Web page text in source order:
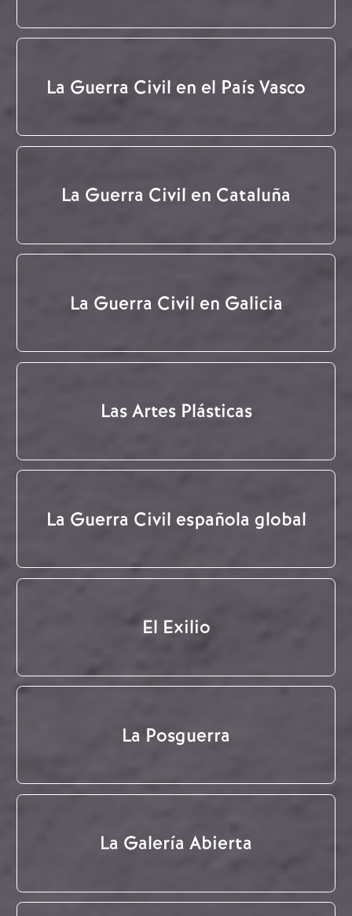
La Guerra Civil en el País Vasco
La Guerra Civil en Cataluña
La Guerra Civil en Galicia
Las Artes Plásticas
La Guerra Civil española global
El Exilio
La Posguerra
La Galería Abierta